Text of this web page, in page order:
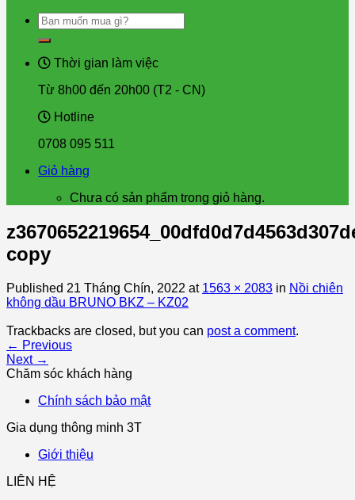
Tìm
kiếm:
Thời gian làm việc
Từ 8h00 đến 20h00 (T2 - CN)
Hotline
0708 095 511
Giỏ hàng
Chưa có sản phẩm trong giỏ hàng.
copy
Published 21 Tháng Chín, 2022 at 1563 × 2083 in Nồi chiên
không dầu BRUNO BKZ – KZ02
Trackbacks are closed, but you can post a comment.
← Previous
Next →
Chăm sóc khách hàng
Chính sách bảo mật
Gia dụng thông minh 3T
Giới thiệu
LIÊN HỆ